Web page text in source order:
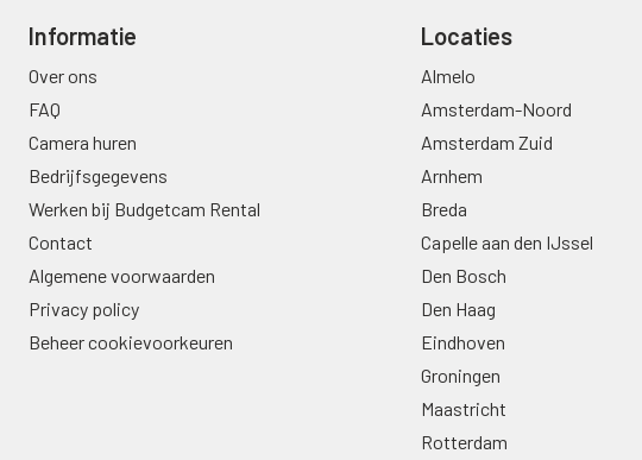
Informatie
Over ons
FAQ
Camera huren
Bedrijfsgegevens
Werken bij Budgetcam Rental
Contact
Algemene voorwaarden
Privacy policy
Beheer cookievoorkeuren
Locaties
Almelo
Amsterdam-Noord
Amsterdam Zuid
Arnhem
Breda
Capelle aan den IJssel
Den Bosch
Den Haag
Eindhoven
Groningen
Maastricht
Rotterdam